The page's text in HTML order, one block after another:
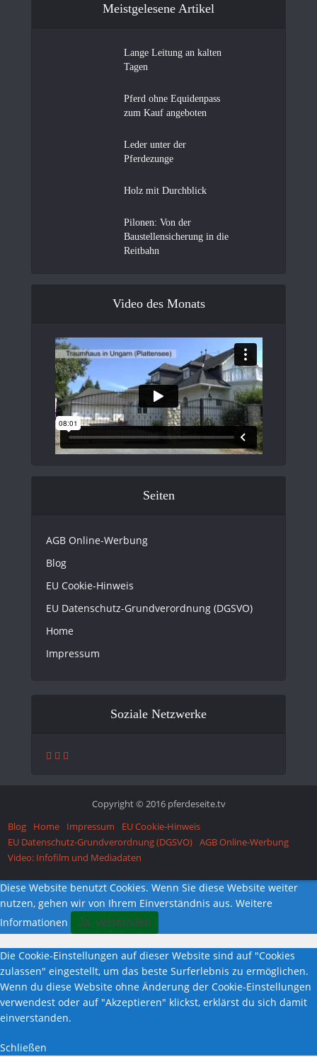
Meistgelesene Artikel
Lange Leitung an kalten
Tagen
Pferd ohne Equidenpass
zum Kauf angeboten
Leder unter der
Pferdezunge
Holz mit Durchblick
Pilonen: Von der
Baustellensicherung in die
Reitbahn
Video des Monats
Seiten
AGB Online-Werbung
Blog
EU Cookie-Hinweis
EU Datenschutz-Grundverordnung (DGSVO)
Home
Impressum
Soziale Netzwerke
Copyright © 2016 pferdeseite.tv
Blog
Home Impressum
EU Cookie-Hinweis
EU Datenschutz-Grundverordnung (DGSVO) AGB Online-Werbung
Video: Infofilm und Mediadaten
Diese Website benutzt Cookies. Wenn Sie diese Website weiter
nutzen, gehen wir von Ihrem Einverständnis aus. Weitere
Informationen
Ja. verstanden
Die Cookie-Einstellungen auf dieser Website sind auf "Cookies
zulassen" eingestellt, um das beste Surferlebnis zu ermöglichen.
Wenn du diese Website ohne Änderung der Cookie-Einstellungen
verwendest oder auf "Akzeptieren" klickst, erklärst du sich damit
einverstanden.
Schließen